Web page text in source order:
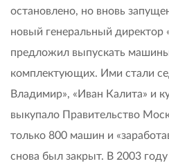
остановлено, но вновь
новый генеральный директор
предложил выпускать
комплектующих. Ими стали
Владимир», «Иван Калита» и
выкупало Правительство
только 800 машин и
снова был закрыт. В 2003